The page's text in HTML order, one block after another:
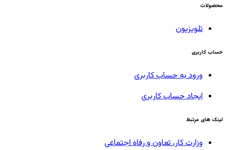
محصولات
تلویزیون
حساب کاربری
ورود به حساب کاربری
ایجاد حساب کاربری
لینک های مرتبط
وزارت کار، تعاون و رفاه اجتماعی